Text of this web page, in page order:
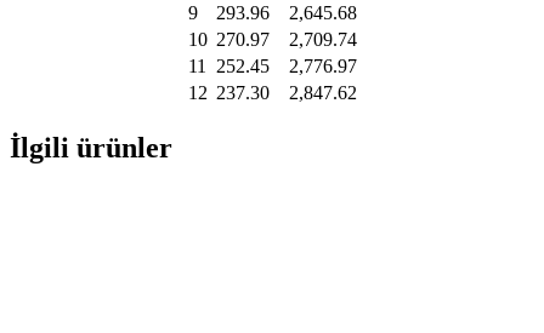
9
293.96
2,645.68
10 270.97
2,709.74
11
252.45
2,776.97
12 237.30 2,847.62
İlgili ürünler